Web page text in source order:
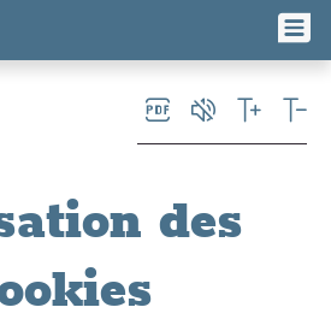
des